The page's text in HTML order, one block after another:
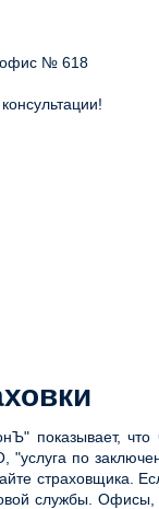
офис № 618
показывает,
по
службы. Офисы,